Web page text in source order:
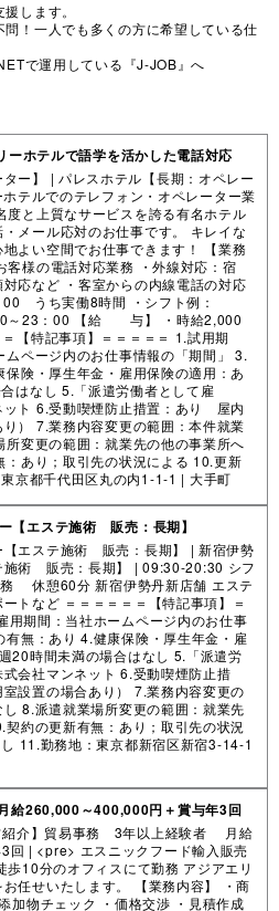
します。
！一人でも多くの方に希望している仕
で運用している『J-JOB』へ
ホテルで語学を活かした電話対応
ー】 | パレスホテル【長期：オペレー
テルでのテレフォン・オペレーター業
度と上質なサービスを誇る有名ホテル
メール応対のお仕事です。 キレイな
よい空間でお仕事できます！ 【業務
客様の電話対応業務 ・外線対応：宿
応など ・客室からの内線電話の対応
00 うち実働8時間 ・シフト例：
～23：00 【給 与】 ・時給2,000
【特記事項】＝＝＝＝＝ 1.試用期
ページ内のお仕事情報の「期間」 3.
険・厚生年金・雇用保険の適用：あ
はなし 5.「派遣労働者として雇
ト 6.受動喫煙防止措置：あり 屋内
） 7.業務内容変更の範囲：本件就業
変更の範囲：就業先の他の事業所へ
あり；取引先の状況による 10.更新
京都千代田区丸の内1-1-1 | 大手町
【エステ施術 販売：長期】
【エステ施術 販売：長期】 | 新宿伊勢
施術 販売：長期】 | 09:30-20:30 シフ
休憩60分 新宿伊勢丹新店舗 エステ
など ＝＝＝＝＝＝【特記事項】＝
用期間：当社ホームページ内のお仕事
無：あり 4.健康保険・厚生年金・雇
20時間未満の場合はなし 5.「派遣労
会社マンネット 6.受動喫煙防止措
設置の場合あり） 7.業務内容変更の
8.派遣就業場所変更の範囲：就業先
約の更新有無：あり；取引先の状況
11.勤務地：東京都新宿区新宿3-14-1
260,000～400,000円＋賞与年3回
紹介】貿易事務 3年以上経験者 月給
| <pre> エスニックフード輸入販売
10分のオフィスにて勤務 アジアエリ
任せいたします。 【業務内容】 ・商
加物チェック ・価格交渉 ・見積作成